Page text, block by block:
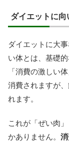
ダイエットに向
ダイエットに大
い体とは、基礎
「消費の激しい
消費されますが
れます。
これが「ぜい肉
かありません。